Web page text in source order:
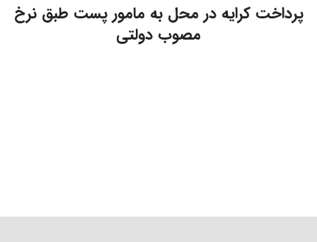
پرداخت کرایه در محل به مامور پست طبق نرخ
مصوب دولتی